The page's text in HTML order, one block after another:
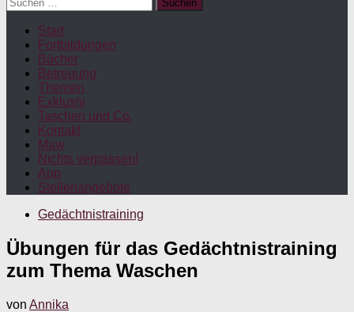
nach:
Start
Fortbildungen
Bücher
Betreuung
Themen
Exklusiv
Taschen und Co.
Kontakt
Maw
Nichts verpassen!
App
Stellenangebote
Gedächtnistraining
Übungen für das Gedächtnistraining
zum Thema Waschen
von Annika